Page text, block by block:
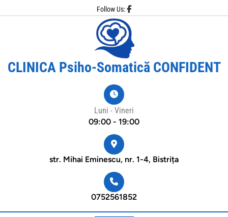
to
Follow Us:
CLINICA Psiho-Somatică CONFIDENT
Luni - Vineri
09:00 - 19:00
str. Mihai Eminescu, nr. 1-4, Bistrița
0752561852